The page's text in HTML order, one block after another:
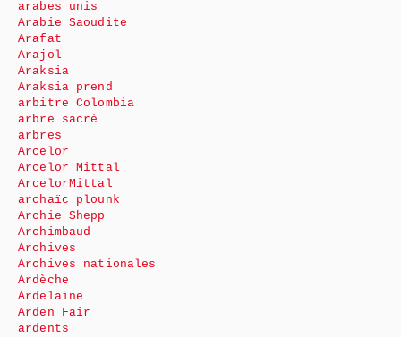
arabes unis
Arabie Saoudite
Arafat
Arajol
Araksia
Araksia prend
arbitre Colombia
arbre sacré
arbres
Arcelor
Arcelor Mittal
ArcelorMittal
archaïc plounk
Archie Shepp
Archimbaud
Archives
Archives nationales
Ardèche
Ardelaine
Arden Fair
ardents